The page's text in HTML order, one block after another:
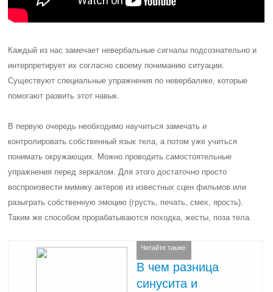
Каждый из нас замечает невербальные сигналы подсознательно и
интерпретирует их согласно своему пониманию ситуации.
Существуют специальные упражнения по невербалике, которые
помогают развить этот навык.
В первую очередь необходимо научиться замечать и
контролировать собственный язык тела, а потом уже учиться
понимать окружающих. Можно проводить самостоятельные
упражнения перед зеркалом. Для этого достаточно просто
воспроизвести мимику актеров из известных сцен фильмов или
разыграть собственную эмоцию (грусть, печать, смех, ярость).
Таким же способом прорабатываются походка, жесты, поза тела.
Читайте также:
В чем разница
синусита и